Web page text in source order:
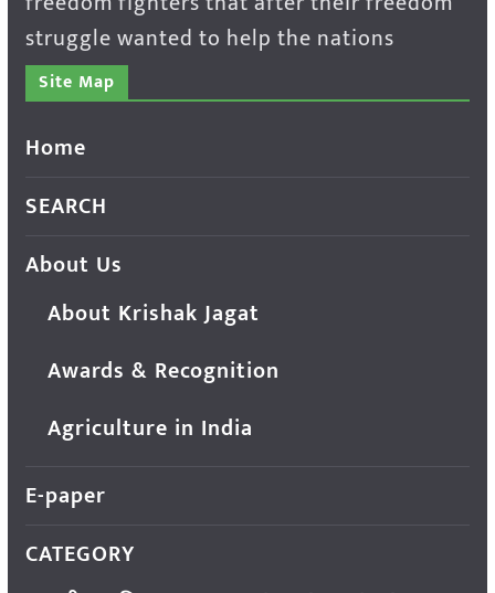
struggle wanted to help the nations
Site Map
Home
SEARCH
About Us
About Krishak Jagat
Awards & Recognition
Agriculture in India
E-paper
CATEGORY